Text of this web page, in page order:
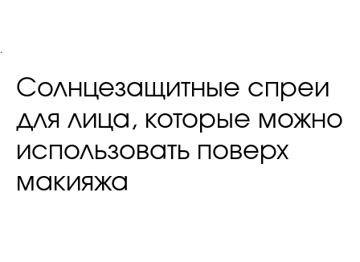
.
Солнцезащитные спреи
для лица, которые можно
использовать поверх
макияжа